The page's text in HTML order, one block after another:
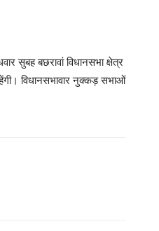
सुबह बछरावां विधानसभा क्षेत्र
विधानसभावार नुक्कड़ सभाओं